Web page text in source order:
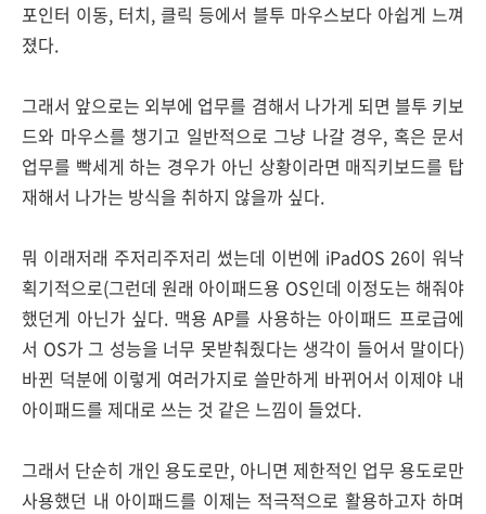
포인터 이동, 터치, 클릭 등에서 블투 마우스보다 아쉽게 느껴
졌다.
그래서 앞으로는 외부에 업무를 겸해서 나가게 되면 블투 키보
드와 마우스를 챙기고 일반적으로 그냥 나갈 경우, 혹은 문서
업무를 빡세게 하는 경우가 아닌 상황이라면 매직키보드를 탑
재해서 나가는 방식을 취하지 않을까 싶다.
뭐 이래저래 주저리주저리 썼는데 이번에 iPadOS 26이 워낙
획기적으로(그런데 원래 아이패드용 OS인데 이정도는 해줘야
했던게 아닌가 싶다. 맥용 AP를 사용하는 아이패드 프로급에
서 OS가 그 성능을 너무 못받춰줬다는 생각이 들어서 말이다)
바뀐 덕분에 이렇게 여러가지로 쓸만하게 바뀌어서 이제야 내
아이패드를 제대로 쓰는 것 같은 느낌이 들었다.
그래서 단순히 개인 용도로만, 아니면 제한적인 업무 용도로만
사용했던 내 아이패드를 이제는 적극적으로 활용하고자 하며